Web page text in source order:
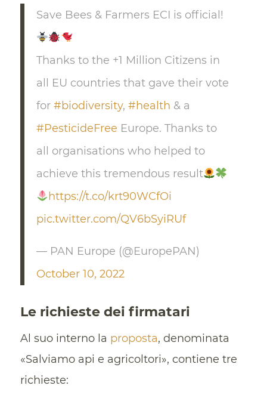
Save Bees & Farmers ECI is official!
Thanks to the +1 Million Citizens in
all EU countries that gave their vote
for #biodiversity, #health & a
#PesticideFree Europe. Thanks to
all organisations who helped to
achieve this tremendous result
https://t.co/krt90WCfOi
pic.twitter.com/QV6bSyiRUf
— PAN Europe (@EuropePAN)
October 10, 2022
Le richieste dei firmatari
Al suo interno la proposta, denominata
«Salviamo api e agricoltori», contiene tre
richieste: